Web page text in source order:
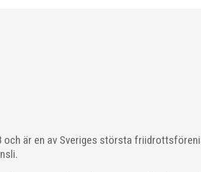
är en av Sveriges största
att kunna välkomna vår nya klubbdirektör,
är vi övertygade om att han kommer...